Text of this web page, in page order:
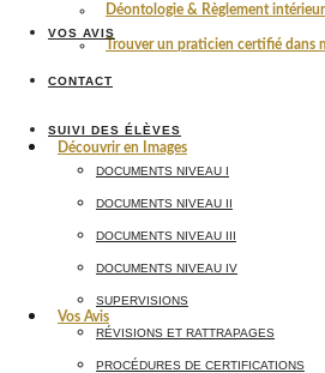
Déontologie & Règlement intérieur
Trouver un praticien certifié dans
Découvrir en Images
Vos Avis
VOS AVIS
CONTACT
SUIVI DES ÉLÈVES
DOCUMENTS NIVEAU I
DOCUMENTS NIVEAU II
DOCUMENTS NIVEAU III
DOCUMENTS NIVEAU IV
SUPERVISIONS
RÉVISIONS ET RATTRAPAGES
PROCÉDURES DE CERTIFICATIONS